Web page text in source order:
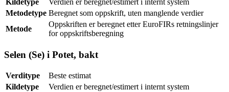
Kildetype
Verdien er beregnet/estimert i internt system
Metodetype Beregnet som oppskrift, uten manglende verdier
Metode
Oppskriften er beregnet etter EuroFIRs retningslinjer
for oppskriftsberegning
Selen (Se) i Potet, bakt
Verditype
Beste estimat
Kildetype
Verdien er beregnet/estimert i internt system